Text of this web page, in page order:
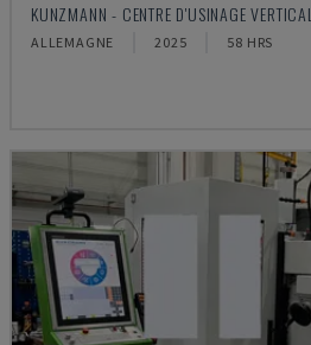
KUNZMANN - CENTRE D'USINAGE VERTICAL
ALLEMAGNE 2025 58 HRS